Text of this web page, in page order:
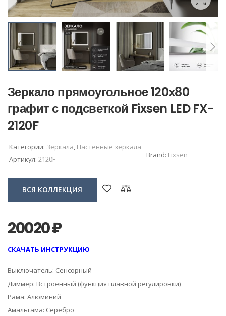
Зеркало прямоугольное 120х80
графит с подсветкой Fixsen LED FX-
2120F
Категории: Зеркала, Настенные зеркала
Артикул: 2120F Brand: Fixsen
ВСЯ КОЛЛЕКЦИЯ
20020₽
СКАЧАТЬ ИНСТРУКЦИЮ
Выключатель: Сенсорный
Диммер: Встроенный (функция плавной регулировки)
Рама: Алюминий
Амальгама: Серебро